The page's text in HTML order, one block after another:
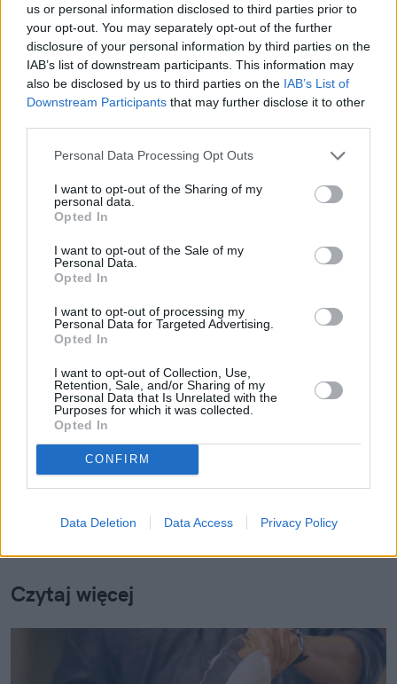
us or personal information disclosed to third parties prior to
your opt-out. You may separately opt-out of the further
disclosure of your personal information by third parties on the
IAB’s list of downstream participants. This information may
also be disclosed by us to third parties on the IAB’s List of
Downstream Participants that may further disclose it to other
Personal Data Processing Opt Outs
I want to opt-out of the Sharing of my
personal data.
Opted In
I want to opt-out of the Sale of my
Personal Data.
Opted In
I want to opt-out of processing my
Personal Data for Targeted Advertising.
Opted In
I want to opt-out of Collection, Use,
Retention, Sale, and/or Sharing of my
Personal Data that Is Unrelated with the
Purposes for which it was collected.
Opted In
CONFIRM
Data Deletion Data Access Privacy Policy
Abp Sławoj Leszek Głódź
Źródło: Radio Gdańsk
Nie przegap żadnej ważnej wiadomości i
obserwuj nas w Google News!
Więcej:
Kościół rzymskokatolicki
Związki partnerskie
Sławoj Głódź
Tomasz Baliszewski
Obserwuj
Czytaj więcej